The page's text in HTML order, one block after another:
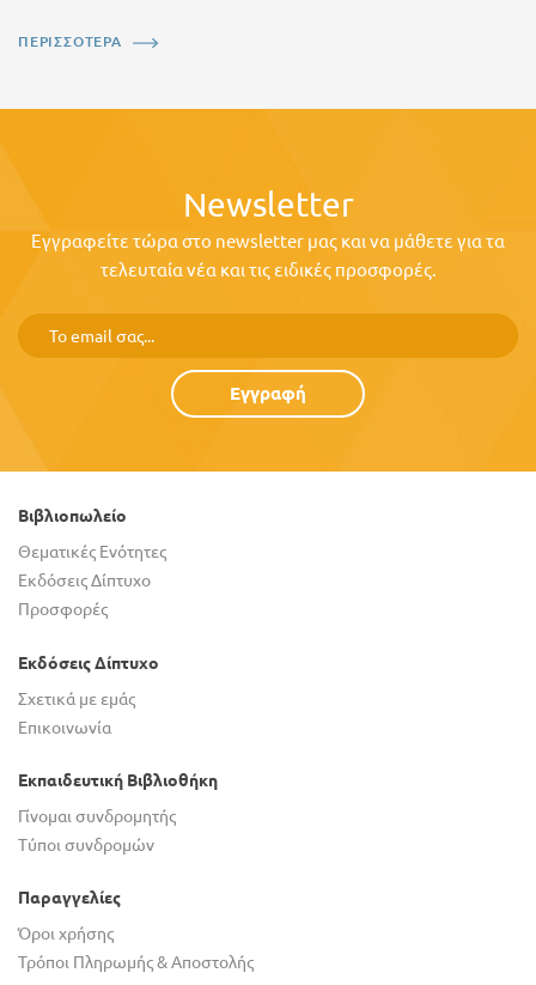
ΠΕΡΙΣΣΟΤΕΡΑ
Newsletter
Εγγραφείτε τώρα στο newsletter μας και να μάθετε για τα
τελευταία νέα και τις ειδικές προσφορές.
Εγγραφή
Βιβλιοπωλείο
Θεματικές Ενότητες
Εκδόσεις Δίπτυχο
Προσφορές
Εκδόσεις Δίπτυχο
Σχετικά με εμάς
Επικοινωνία
Εκπαιδευτική Βιβλιοθήκη
Γίνομαι συνδρομητής
Τύποι συνδρομών
Παραγγελίες
Όροι χρήσης
Τρόποι Πληρωμής & Αποστολής